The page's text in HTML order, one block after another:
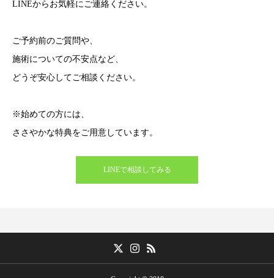
LINEからお気軽にご連絡ください。
ご予約前のご質問や、
施術についての不安点など、
どうぞ安心してご相談ください。
※始めての方には、
ささやかな特典をご用意しています。
LINEで相談してみる